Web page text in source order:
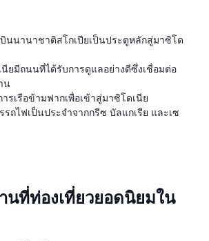
นนานาชาติสโกเปียเป็นประตูหลักสู่มาซิโด
ยมีถนนที่ได้รับการดูแลอย่างดีซึ่งเชื่อมต่อ
น
รเรือข้ามฟากเพื่อเข้าสู่มาซิโดเนีย
รถไฟเป็นประจำจากกรีซ บัลแกเรีย และเซ
นที่ท่องเที่ยวยอดนิยมใน